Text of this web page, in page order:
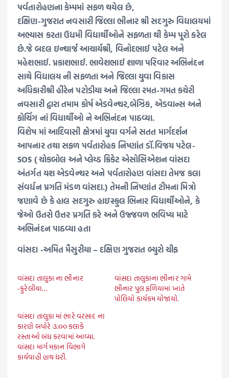
પર્વતારોહણના કેમ્પમાં સફળ થયેલ છે,
દક્ષિણ-ગુજરાત નવસારી જિલ્લા ભીનાર શ્રી સદગુરુ વિદ્યાલયમાં
અભ્યાસ કરતા ઉધમી વિદ્યાર્થીઓને સફળતા થી કેમ્પ પૂરો કરેલ
છે.જે બદલ ઇન્ચાર્જ આચાર્યશ્રી, વિનોદભાઈ પટેલ અને
મહેશભાઈ. પ્રકાશભાઈ. ભાવેશભાઈ શાળા પરિવાર અભિનંદન
સાથે વિદ્યાલય ની સફળતા અને જિલ્લા યુવા વિકાસ
અધિકારીશ્રી હીરેન પટોડીયા અને જિલ્લા રમત-ગમત કચેરી
નવસારી દ્વારા તમામ કોર્ષ એડવેન્ચર,બેઝિક, એડવાન્સ અને
કોચિંગ નાં વિદ્યાર્થીઓ ને અભિનંદન પાઠવ્યા.
વિશેષ માં આદિવાસી ક્ષેત્રમાં યુવા વર્ગને સતત માર્ગદર્શન
આપનાર તથા સફળ પર્વતારોહક નિષ્ણાંત ડૉ.વિજય પટેલ-
SOS ( ચોકબોલ અને પ્લેય્ડ ક્રિકેટ એસોસિએશન વાંસદા
અંતર્ગત યશ એડવેન્ચર અને પર્વતારોહણ વાંસદા તેમજ કલા
સંવર્ધન પ્રગતિ મંડળ વાંસદા.) તેમની નિષ્ણાંત ટીમના મિત્રો
જણાવે છે કે હાલ સદગુરુ હાઇસ્કુલ ભિનાર વિદ્યાર્થીઓને, કે
જેઓ ઉતરો ઉત્તર પ્રગતિ કરે અને ઉજ્જવળ ભવિષ્ય માટે
અભિનંદન પાઠવ્યા હતા
વાંસદા -અમિત મૈસુરીયા – દક્ષિણ ગુજરાત બ્યુરો ચીફ
વાંસદા તાલુકા ના ભીનાર
-કુરેલીયા…
વાંસદા તાલુકાના ભીનાર ગામે
ભીનાર પુલ ફળિયામાં ખાતે
પોલિયો કાર્યકમ યોજાયો.
વાંસદા તાલુકા માં ભારે વરસાદ ના
કારણે બપોરે ૩:૦૦ કલાકે
રસ્તાઓ બંધ કરવામાં આવ્યા.
વાંસદા માર્ગ મકાન વિભાગે
કાર્યવાહી હાથ ધરી.